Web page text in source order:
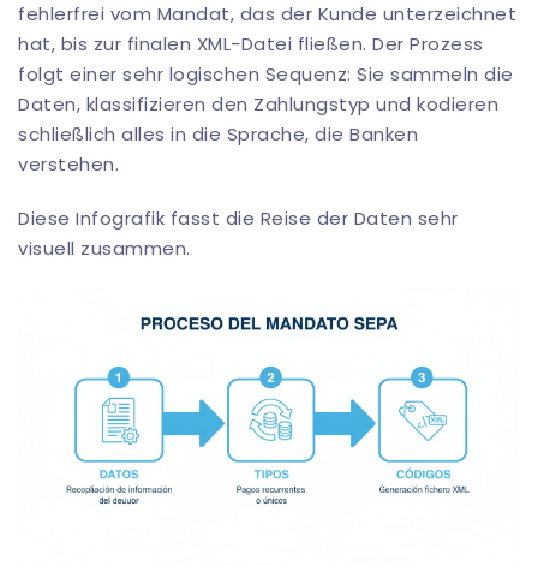
fehlerfrei vom Mandat, das der Kunde unterzeichnet
hat, bis zur finalen XML-Datei fließen. Der Prozess
folgt einer sehr logischen Sequenz: Sie sammeln die
Daten, klassifizieren den Zahlungstyp und kodieren
schließlich alles in die Sprache, die Banken
verstehen.
Diese Infografik fasst die Reise der Daten sehr
visuell zusammen.